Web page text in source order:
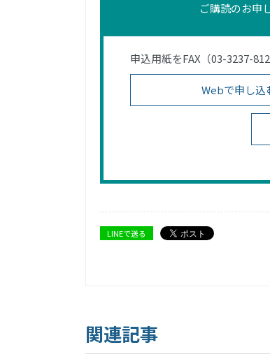
ご購読のお申
申込用紙をFAX（03-3237-
Webで申し込
LINEで送る
関連記事